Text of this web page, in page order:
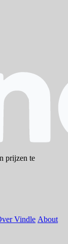
prijzen te
Vindle About